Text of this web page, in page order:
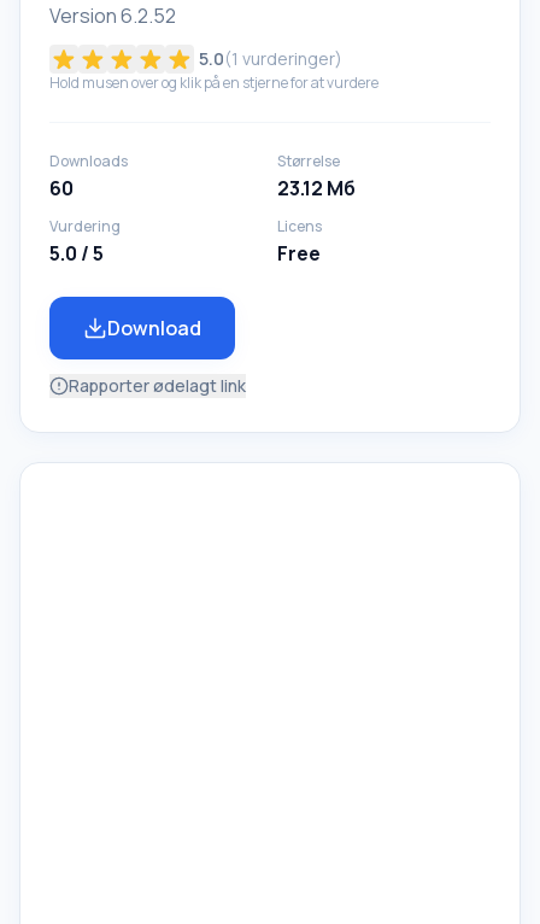
Version 6.2.52
5.0(1 vurderinger)
Hold musen over og klik på en stjerne for at vurdere
Downloads
60
Størrelse
23.12 Мб
Vurdering
5.0 / 5
Licens
Free
Download
Rapporter ødelagt link